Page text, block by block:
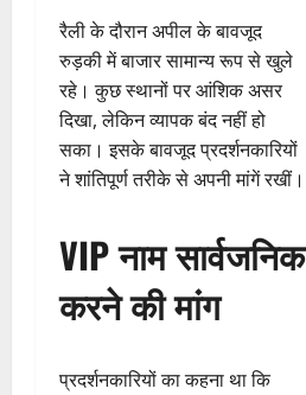
रैली के दौरान अपील के बावजूद
रुड़की में बाजार सामान्य रूप से खुले
रहे। कुछ स्थानों पर आंशिक असर
दिखा, लेकिन व्यापक बंद नहीं हो
सका। इसके बावजूद प्रदर्शनकारियों
ने शांतिपूर्ण तरीके से अपनी मांगें रखीं।
VIP नाम सार्वजनिक
करने की मांग
प्रदर्शनकारियों का कहना था कि